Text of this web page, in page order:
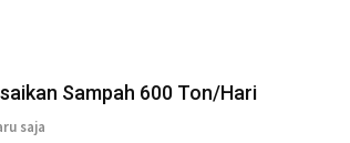
Sampah 600 Ton/Hari
saja